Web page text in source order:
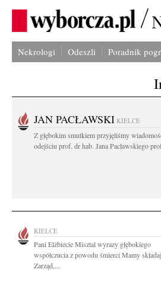
Nekrologi Odeszli Poradnik
JAN PACŁAWSKI KIELCE
Z głębokim smutkiem przyjęliśmy
odejściu prof. dr hab. Jana Pacławskiego
KIELCE
Pani Elżbiecie Misztal wyrazy głębokiego
współczucia z powodu śmierci Mamy
Zarząd,...